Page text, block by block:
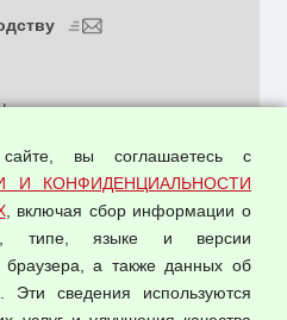
данных
вы соглашаетесь с
И КОНФИДЕНЦИАЛЬНОСТИ
, включая сбор информации о
типе, языке и версии
а также данных об
Эти сведения используются